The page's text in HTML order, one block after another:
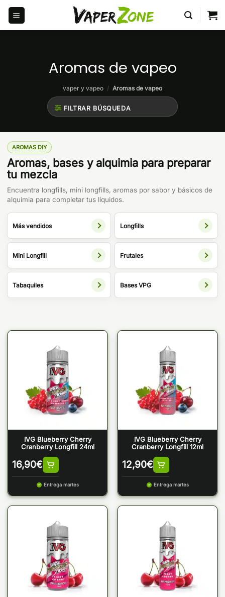
Saltar
contenido
Aromas de vapeo
vaper y vapeo / Aromas de vapeo
FILTRAR BÚSQUEDA
AROMAS DIY
Aromas, bases y alquimia para preparar
tu mezcla
Encuentra longfills, mini longfills, aromas por sabor y básicos de
alquimia para completar tus líquidos.
Más vendidos Longfills
Mini Longfill Frutales
Tabaquiles Bases VPG
IVG Blueberry Cherry
Cranberry Longfill 24ml
16,90€
Entrega martes
IVG Blueberry Cherry
Cranberry Longfill 12ml
12,90€
Entrega martes